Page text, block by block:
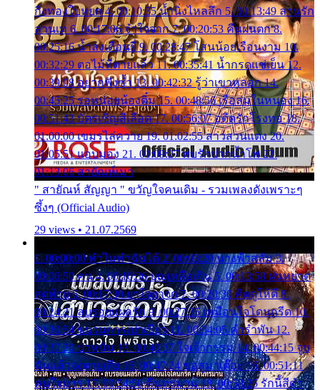
กิ่งทองใบหยก 4. 00:10:35 น้ำนิ่งไหลลึก 5. 00:13:49 ลานรัก
ลานเท 6. 00:17:06 จำใจจาก 7. 00:20:53 คืนฝนตก 8.
00:25:16 น้ำลงเดือนยี่ 9. 00:28:47 โสนน้อยเรือนงาม 10.
00:32:29 ตอไม้ที่ตายแล้ว 11. 00:35:41 น้ำกรดแช่เย็น 12.
00:39:08 อยากฟังซ้ำ 13. 00:42:32 รู้ว่าเขาหลอก 14.
00:45:25 รอหน่อยน้องติ๋ม 15. 00:48:56 เรือล่มในหนอง 16.
00:51:43 บัตรเชิญสีเลือด 17. 00:56:07 อดีตรักโรงทอ 18.
01:00:00 เขมรไล่ควาย 19. 01:02:55 สาวสวนแตง 20.
01:05:51 แอบมอง 21. 01:09:27 พบรักปากน้ำโพ 22.
01:13:06 สายัณห์เมา
" สายัณห์ สัญญา " ขวัญใจคนเดิม - รวมเพลงดังเพราะๆ
ซึ้งๆ (Official Audio)
29 views • 21.07.2569
1. 00:00:00 ทำไมทำฉันได้ 2. 00:03:20 นางฟ้าสลัม 3.
00:06:50 คน 4. 00:10:36 บุญเหลือเกิน 5. 00:13:58 ฝนหยาด
สุดท้าย 6. 00:17:30 ยาใจยาจก 7. 00:20:30 คิดดูให้ดี 8.
00:24:21 ลบรอยแผลรัก 9. 00:27:35 เหมือนใจโดนกรีด 10.
00:30:54 ขบวนการเปาเปียว 11. 00:34:05 คำรำพัน 12.
00:37:20 ปาหนัน 13. 00:40:37 ใจเจ้ากรรม 14. 00:44:15 จูบ
ฉันแล้วจงตายเสีย 15. 00:47:24 ขอสูมาเต๊อะ 16. 00:51:11
คนใจมาร 17. 00:54:50 คืนทรมาน 18. 00:58:25 รักนี้สีดำ